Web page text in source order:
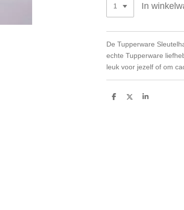
In
De Tupperware
echte Tupperware
leuk voor jezelf of om
D
D
S